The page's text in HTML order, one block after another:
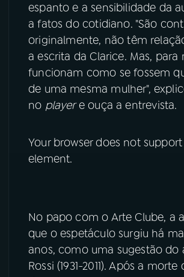
ACOMPANHE A RÁDIO MEC
YouTube Facebook
Instagram X
TikTok
espanto e a sensibilidade da
a fatos do cotidiano. "São
originalmente, não têm
a escrita da Clarice. Mas, para
funcionam como se fossem
de uma mesma mulher",
no playere ouça a entrevista.
Your browser does not
element.
No papo com o Arte Clube, a
que o espetáculo surgiu há
anos, como uma sugestão do
Rossi (1931-2011). Após a